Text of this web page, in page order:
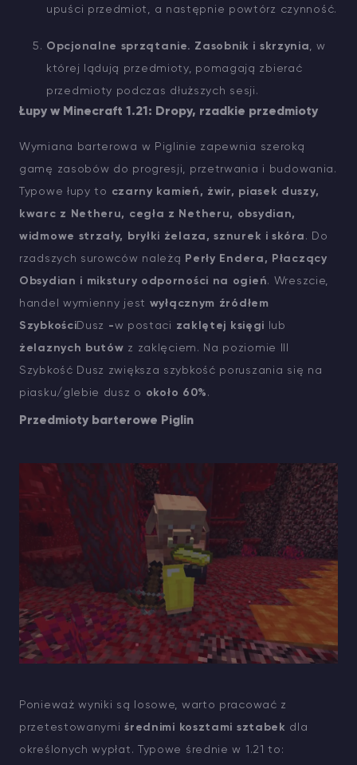
upuści przedmiot, a następnie powtórz czynność.
Opcjonalne sprzątanie. Zasobnik i skrzynia, w
której lądują przedmioty, pomagają zbierać
przedmioty podczas dłuższych sesji.
Łupy w Minecraft 1.21: Dropy, rzadkie przedmioty
Wymiana barterowa w Piglinie zapewnia szeroką
gamę zasobów do progresji, przetrwania i budowania.
Typowe łupy to czarny kamień, żwir, piasek duszy,
kwarc z Netheru, cegła z Netheru, obsydian,
widmowe strzały, bryłki żelaza, sznurek i skóra . Do
rzadszych surowców należą
Perły Endera, Płaczący
Obsydian i mikstury odporności na ogień. Wreszcie,
handel wymienny jest wyłącznym źródłem
SzybkościDusz -w postaci zaklętej księgi lub
żelaznych butów z zaklęciem. Na poziomie III
Szybkość Dusz zwiększa szybkość poruszania się na
piasku/glebie dusz o około 60% .
Przedmioty barterowe Piglin
Ponieważ wyniki są losowe, warto pracować z
przetestowanymiśrednimi kosztami sztabek dla
określonych wypłat. Typowe średnie w 1.21 to: